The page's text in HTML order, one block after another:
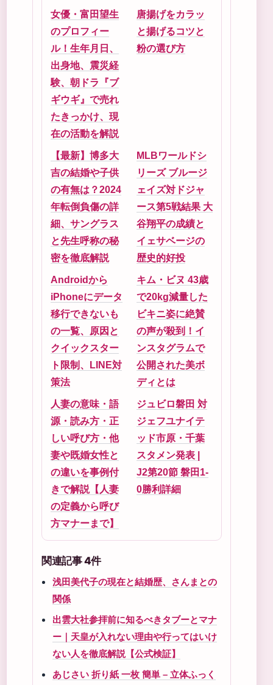
女優・富田望生
のプロフィー
ル！生年月日、
出身地、震災経
験、朝ドラ『ブ
ギウギ』で売れ
たきっかけ、現
在の活動を解説
唐揚げをカラッ
と揚げるコツと
粉の選び方
【最新】博多大
吉の結婚や子供
の有無は？2024
年転倒負傷の詳
細、サングラス
と先生呼称の秘
密を徹底解説
MLBワールドシ
リーズ ブルージ
ェイズ対ドジャ
ース第5戦結果 大
谷翔平の成績と
イェサベージの
歴史的好投
Androidから
iPhoneにデータ
移行できないも
の一覧、原因と
クイックスター
ト限制、LINE対
策法
キム・ビヌ 43歳
で20kg減量した
ビキニ姿に絶賛
の声が殺到！イ
ンスタグラムで
公開された美ボ
ディとは
人妻の意味・語
源・読み方・正
しい呼び方・他
妻や既婚女性と
の違いを事例付
きで解説【人妻
の定義から呼び
方マナーまで】
ジュビロ磐田 対
ジェフユナイテ
ッド市原・千葉
スタメン発表 |
J2第20節 磐田1-
0勝利詳細
関連記事 4件
浅田美代子の現在と結婚歴、さんまとの
関係
出雲大社参拝前に知るべきタブーとマナ
ー｜天皇が入れない理由や行ってはいけ
ない人を徹底解説【公式検証】
あじさい 折り紙 一枚 簡単 – 立体ふっく